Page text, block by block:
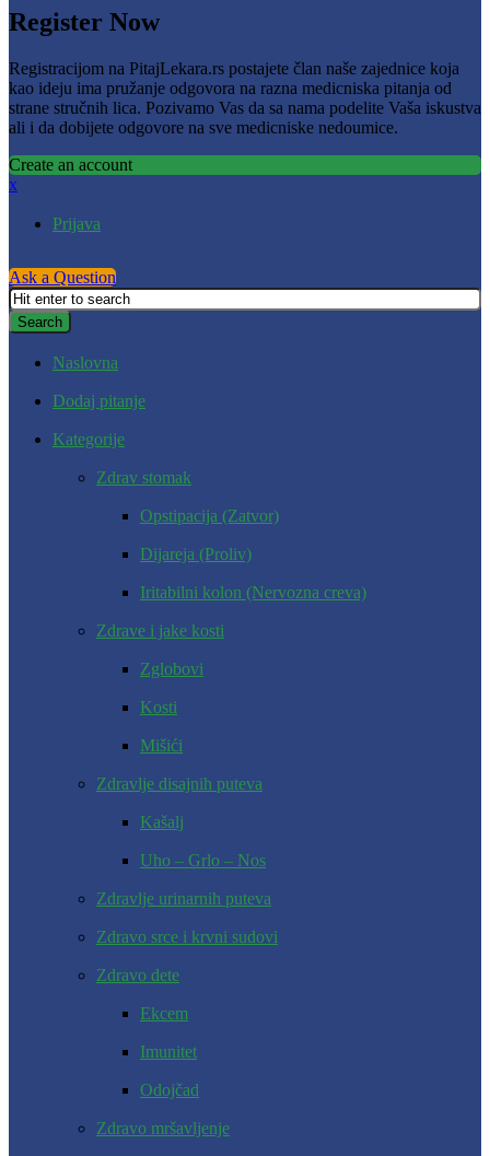
Register Now
Registracijom na PitajLekara.rs postajete član naše zajednice koja
kao ideju ima pružanje odgovora na razna medicniska pitanja od
strane stručnih lica. Pozivamo Vas da sa nama podelite Vaša iskustva
ali i da dobijete odgovore na sve medicniske nedoumice.
Create an account
x
Prijava
Ask a Question
Naslovna
Dodaj pitanje
Kategorije
Zdrav stomak
Opstipacija (Zatvor)
Dijareja (Proliv)
Iritabilni kolon (Nervozna creva)
Zdrave i jake kosti
Zglobovi
Kosti
Mišići
Zdravlje disajnih puteva
Kašalj
Uho – Grlo – Nos
Zdravlje urinarnih puteva
Zdravo srce i krvni sudovi
Zdravo dete
Ekcem
Imunitet
Odojčad
Zdravo mršavljenje